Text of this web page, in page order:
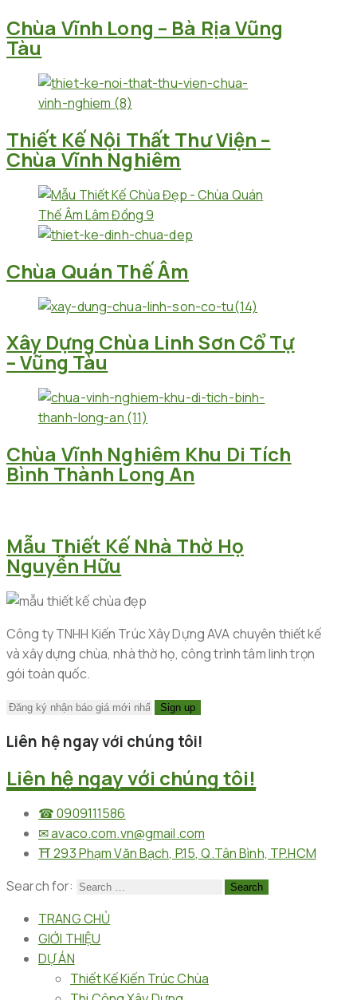
Chùa Vĩnh Long – Bà Rịa Vũng
Tàu
Thiết Kế Nội Thất Thư Viện –
Chùa Vĩnh Nghiêm
Chùa Quán Thế Âm
Xây Dựng Chùa Linh Sơn Cổ Tự
– Vũng Tàu
Chùa Vĩnh Nghiêm Khu Di Tích
Bình Thành Long An
Mẫu Thiết Kế Nhà Thờ Họ
Nguyễn Hữu
Công ty TNHH Kiến Trúc Xây Dựng AVA chuyên thiết kế
và xây dựng chùa, nhà thờ họ, công trình tâm linh trọn
gói toàn quốc.
Liên hệ ngay với chúng tôi!
Liên hệ ngay với chúng tôi!
☎︎ 0909111586
✉︎ avaco.com.vn@gmail.com
⛩︎ 293 Phạm Văn Bạch, P.15, Q.Tân Bình, TP.HCM
Search for:
TRANG CHỦ
GIỚI THIỆU
DỰ ÁN
Thiết Kế Kiến Trúc Chùa